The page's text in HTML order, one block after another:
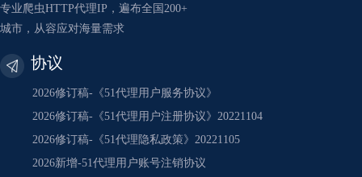
专业爬虫HTTP代理IP，遍布全国200+
城市，从容应对海量需求
协议
2026修订稿-《51代理用户服务协议》
2026修订稿-《51代理用户注册协议》20221104
2026修订稿-《51代理隐私政策》20221105
2026新增-51代理用户账号注销协议